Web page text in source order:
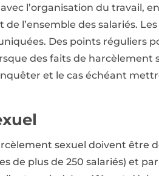
l’organisation du travail,
l’ensemble des salariés.
Des points réguliers
des faits de harcèlement
et le cas échéant
sexuel doivent être
de plus de 250 salariés) et